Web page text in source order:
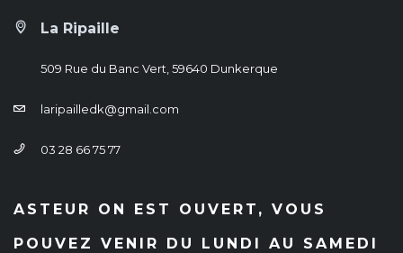
La Ripaille
509 Rue du Banc Vert, 59640 Dunkerque
laripailledk@gmail.com
03 28 66 75 77
ASTEUR ON EST OUVERT, VOUS
POUVEZ VENIR DU LUNDI AU SAMEDI